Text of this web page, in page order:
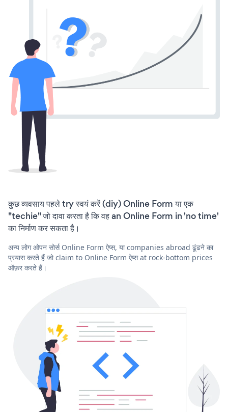
कुछ व्यवसाय पहले try स्वयं करें (diy) Online Form या एक
"techie" जो दावा करता है कि वह an Online Form in 'no time'
का निर्माण कर सकता है।
अन्य लोग ओपन सोर्स Online Form ऐप्स, या companies abroad ढूंढने का
प्रयास करते हैं जो claim to Online Form ऐप्स at rock-bottom prices
ऑफ़र करते हैं।